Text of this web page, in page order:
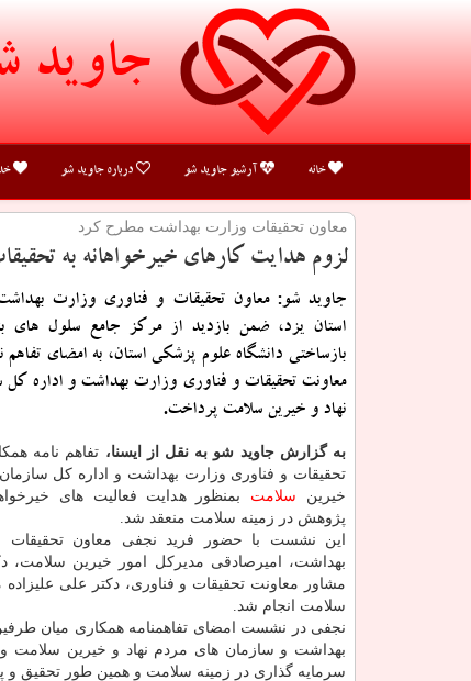
جاوید
خانه آرشیو جاوید شو درباره جاوید شو
معاون تحقیقات وزارت بهداشت مطرح كرد
لزوم هدایت كارهای خیرخواهانه به
جاوید شو: معاون تحقیقات و فناوری وزارت
استان یزد، ضمن بازدید از مرکز جامع سلول های
بازساختی دانشگاه علوم پزشکی استان، به امضای تفاهم
معاونت تحقیقات و فناوری وزارت بهداشت و اداره کل
نهاد و خیرین سلامت پرداخت.
به گزارش جاوید شو به نقل از ایسنا، تفاهم نامه
تحقیقات و فناوری وزارت بهداشت و اداره کل
خیرین سلامت بمنظور هدایت فعالیت­ های
پژوهش در زمینه سلامت منعقد شد.
این نشست با حضور فرید نجفی معاون تحقیقات
بهداشت، امیرصادقی مدیرکل امور خیرین سلامت،
مشاور معاونت تحقیقات و فناوری، دکتر علی
سلامت انجام شد.
نجفی در نشست امضای تفاهم­نامه همکاری میان
بهداشت و سازمان های مردم نهاد و خیرین سلامت
سرمایه ­گذاری در زمینه سلامت و همین طور تحقیق